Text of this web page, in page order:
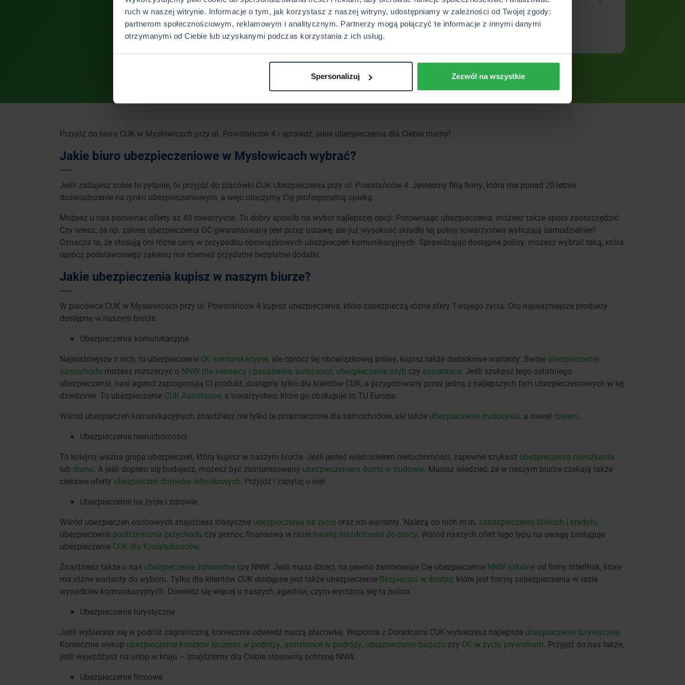
ruch w naszej witrynie. Informacje o tym, jak korzystasz z naszej witryny, udostępniamy w zależności od Twojej zgody:
partnerom społecznościowym, reklamowym i analitycznym. Partnerzy mogą połączyć te informacje z innymi danymi
otrzymanymi od Ciebie lub uzyskanymi podczas korzystania z ich usług.
Spersonalizuj Zezwól na wszystkie
Wyślij
Przyjdź do biura CUK w Mysłowicach przy ul. Powstańców 4 i sprawdź, jakie ubezpieczenia dla Ciebie mamy!
Jakie biuro ubezpieczeniowe w Mysłowicach wybrać?
Jeśli zadajesz sobie to pytanie, to przyjdź do placówki CUK Ubezpieczenia przy ul. Powstańców 4. Jesteśmy filią firmy, która ma ponad 20-letnie
doświadczenie na rynku ubezpieczeniowym, a więc otoczymy Cię profesjonalną opieką.
Możesz u nas porównać oferty aż 40 towarzystw. To dobry sposób na wybór najlepszej opcji. Porównując ubezpieczenia, możesz także sporo zaoszczędzić.
Czy wiesz, że np. zakres ubezpieczenia OC gwarantowany jest przez ustawę, ale już wysokość składki tej polisy towarzystwa wyliczają samodzielnie?
Oznacza to, że stosują oni różne ceny w przypadku obowiązkowych ubezpieczeń komunikacyjnych. Sprawdzając dostępne polisy, możesz wybrać taką, która
oprócz podstawowego zakresu ma również przydatne bezpłatne dodatki.
Jakie ubezpieczenia kupisz w naszym biurze?
W placówce CUK w Mysłowicach przy ul. Powstańców 4 kupisz ubezpieczenia, które zabezpieczą różne sfery Twojego życia. Oto najważniejsze produkty
dostępne w naszym biurze.
Ubezpieczenia komunikacyjne
Najważniejsze z nich, to ubezpieczenie OC komunikacyjne, ale oprócz tej obowiązkowej polisy, kupisz także dodatkowe warianty. Swoje ubezpieczenie
samochodu możesz rozszerzyć o NNW dla kierowcy i pasażerów, autocasco, ubezpieczenie szyb czy assistance. Jeśli szukasz tego ostatniego
ubezpieczenia, nasi agenci zaproponują Ci produkt, dostępny tylko dla klientów CUK, a przygotowany przez jedną z najlepszych firm ubezpieczeniowych w tej
dziedzinie. To ubezpieczenie CUK Assistance, a towarzystwo, które go obsługuje to TU Europa.
Wśród ubezpieczeń komunikacyjnych znajdziesz nie tylko te przeznaczone dla samochodów, ale także ubezpieczenie motocykla, a nawet roweru.
Ubezpieczenie nieruchomości
To kolejna ważna grupa ubezpieczeń, którą kupisz w naszym biurze. Jeśli jesteś właścicielem nieruchomości, zapewne szukasz ubezpieczenia mieszkania
lub domu. A jeśli dopiero się budujesz, możesz być zainteresowany ubezpieczeniem domu w budowie. Musisz wiedzieć, że w naszym biurze czekają także
ciekawe oferty ubezpieczeń domków letniskowych. Przyjdź i zapytaj o nie!
Ubezpieczenie na życie i zdrowie
Wśród ubezpieczeń osobowych znajdziesz klasyczne ubezpieczenia na życie oraz ich warianty. Należą do nich m.in. zabezpieczenia bliskich i kredytu,
ubezpieczenie podtrzymania przychodu czy pomoc finansowa w razietrwałej niezdolności do pracy. Wśród naszych ofert tego typu na uwagę zasługuje
ubezpieczenie CUK dla Kredytobiorców.
Znajdziesz także u nas ubezpieczenie zdrowotne czy NNW. Jeśli masz dzieci, na pewno zainteresuje Cię ubezpieczenie NNW szkolne od firmy InterRisk, które
ma różne warianty do wyboru. Tylko dla klientów CUK dostępne jest także ubezpieczenie Bezpieczni w drodze, które jest formą zabezpieczenia w razie
wypadków komunikacyjnych. Dowiedz się więcej u naszych agentów, czym wyróżnia się ta polisa.
Ubezpieczenie turystyczne
Jeśli wybierasz się w podróż zagraniczną, koniecznie odwiedź naszą placówkę. Wspólnie z Doradcami CUK wybierzesz najlepsze ubezpieczenie turystyczne.
Koniecznie wykup ubezpieczenie kosztów leczenia w podróży, assistance w podróży, ubezpieczenie bagażu czy OC w życiu prywatnym. Przyjdź do nas także,
jeśli wyjeżdżasz na urlop w kraju – znajdziemy dla Ciebie stosowną ochronę NNW.
Ubezpieczenie firmowe